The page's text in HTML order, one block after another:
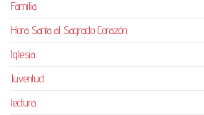
Familia
Hora Santa al Sagrado Corazón
Iglesia
Juventud
lectura